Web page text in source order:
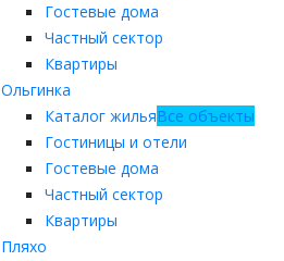
Гостевые дома
Частный сектор
Квартиры
Ольгинка
Каталог жильяВсе объекты
Гостиницы и отели
Гостевые дома
Частный сектор
Квартиры
Пляхо